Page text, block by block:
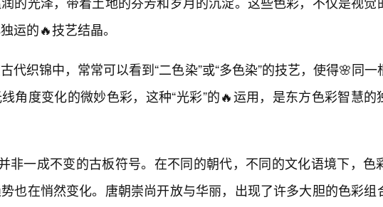
运的🔥技艺结晶。
代织锦中，常常可以看到“二色染”或“多色染”的技艺，使得🌸同一
角度变化的微妙色彩，这种“光彩”的🔥运用，是东方色彩智慧的
非一成不变的古板符号。在不同的朝代，不同的文化语境下，色
也在悄然变化。唐朝崇尚开放与华丽，出现了许多大胆的色彩组